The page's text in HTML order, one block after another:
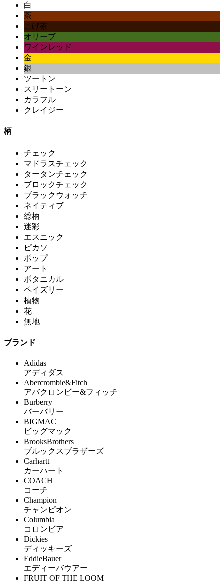
白
茶
こげ茶
オリーブ
ワインレッド
金
銀
ツートン
スリートーン
カラフル
クレイジー
柄
チェック
マドラスチェック
タータンチェック
ブロックチェック
ブラックウォッチ
ネイティブ
総柄
迷彩
エスニック
ピカソ
ポップ
アート
ボタニカル
ペイズリー
植物
花
無地
ブランド
Adidas
アディダス
Abercrombie&Fitch
アバクロンビー&フィッチ
Burberry
バーバリー
BIGMAC
ビッグマック
BrooksBrothers
ブルックスブラザーズ
Carhartt
カーハート
COACH
コーチ
Champion
チャンピオン
Columbia
コロンビア
Dickies
ディッキーズ
EddieBauer
エディーバウアー
FRUIT OF THE LOOM